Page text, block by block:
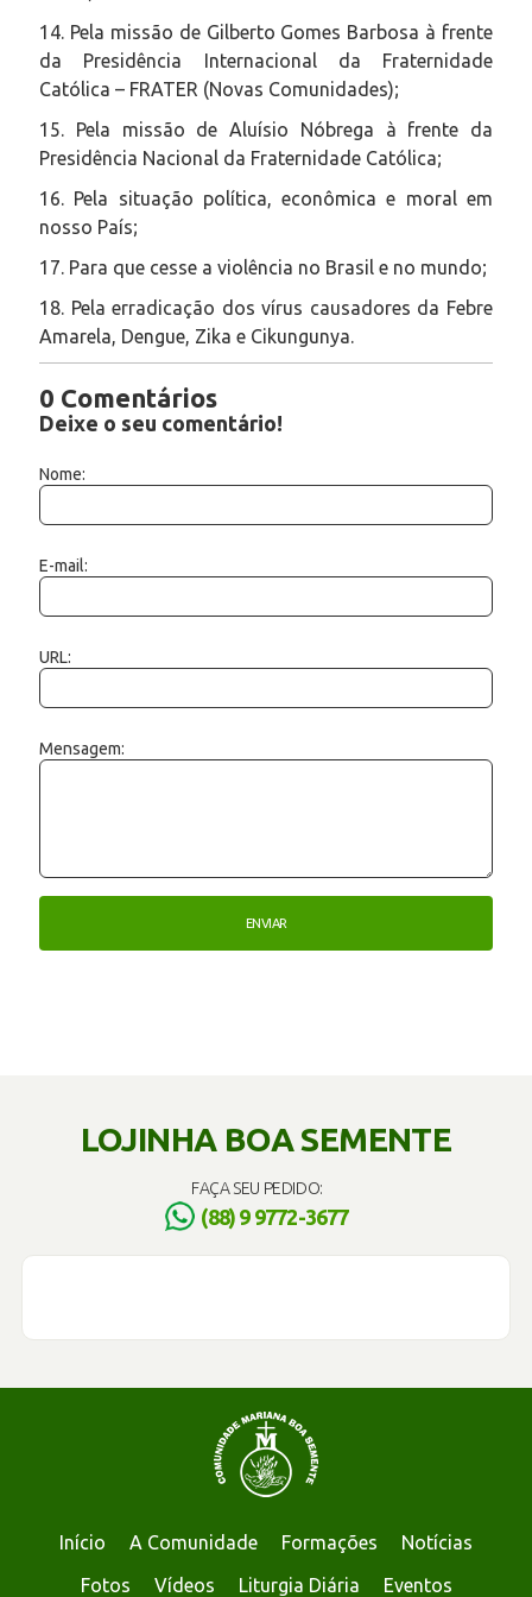
14. Pela missão de Gilberto Gomes Barbosa à frente
da Presidência Internacional da Fraternidade
Católica – FRATER (Novas Comunidades);
15. Pela missão de Aluísio Nóbrega à frente da
Presidência Nacional da Fraternidade Católica;
16. Pela situação política, econômica e moral em
nosso País;
17. Para que cesse a violência no Brasil e no mundo;
18. Pela erradicação dos vírus causadores da Febre
Amarela, Dengue, Zika e Cikungunya.
0 Comentários
Deixe o seu comentário!
Nome:
E-mail:
URL:
Mensagem:
LOJINHA BOA SEMENTE
FAÇA SEU PEDIDO:
(88) 9 9772-3677
Início A Comunidade Formações
Notícias
Fotos
Vídeos Liturgia Diária Eventos